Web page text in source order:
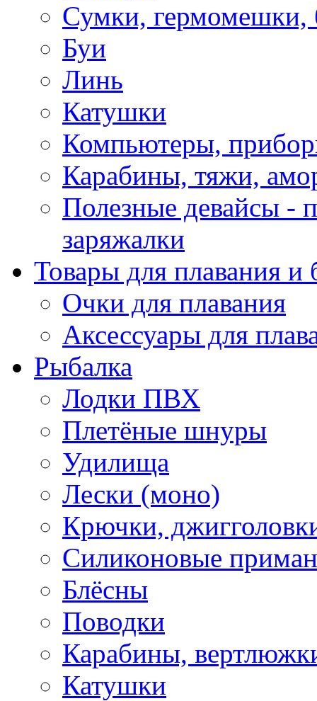
Сумки, гермомешки,
Буи
Линь
Катушки
Компьютеры,
Карабины, тяжи,
Полезные девайсы -
заряжалки
Товары для плавания и
Очки для плавания
Аксессуары для
Рыбалка
Лодки ПВХ
Плетёные шнуры
Удилища
Лески (моно)
Крючки,
Силиконовые
Блёсны
Поводки
Карабины,
Катушки